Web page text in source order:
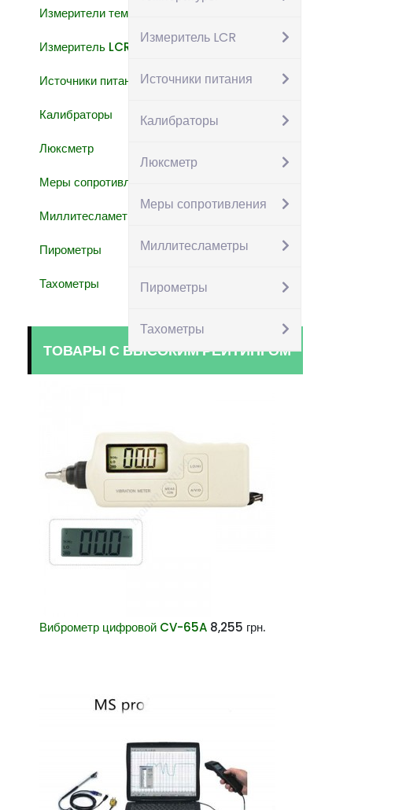
Измеритель LCR
Источники питания
Калибраторы
Люксметр
Меры сопротивления
Миллитесламетры
Пирометры
Тахометры
Измерители температуры
Измеритель LCR
Источники питания
Калибраторы
Люксметр
Меры сопротивления
Миллитесламетры
Пирометры
Тахометры
ТОВАРЫ С ВЫСОКИМ РЕЙТИНГОМ
Виброметр цифровой CV-65A 8,255 грн.